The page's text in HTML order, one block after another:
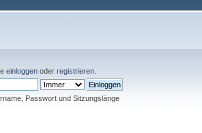
einloggenoder registrieren.
Passwort und Sitzungslänge